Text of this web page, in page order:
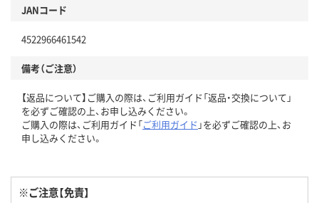
JANコード
4522966461542
備考（ご注意）
【返品について】ご購入の際は、ご利用ガイド「返品・交換について」
を必ずご確認の上、お申し込みください。
ご購入の際は、ご利用ガイド「ご利用ガイド 」を必ずご確認の上、お
申し込みください。
※ご注意【免責】